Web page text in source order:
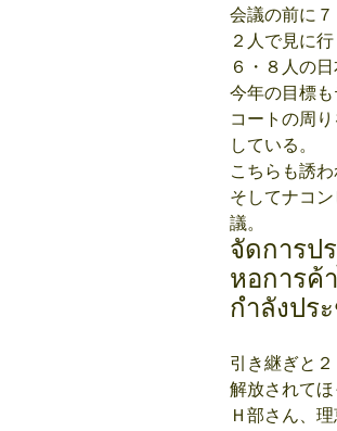
会議の前に
２人で見に行
６・８人の
今年の目標
コートの周
している。
こちらも誘
そしてナコ
議。
จัดการป
หอการค้
กำลังปร
引き継ぎと
解放されて
Ｈ部さん、